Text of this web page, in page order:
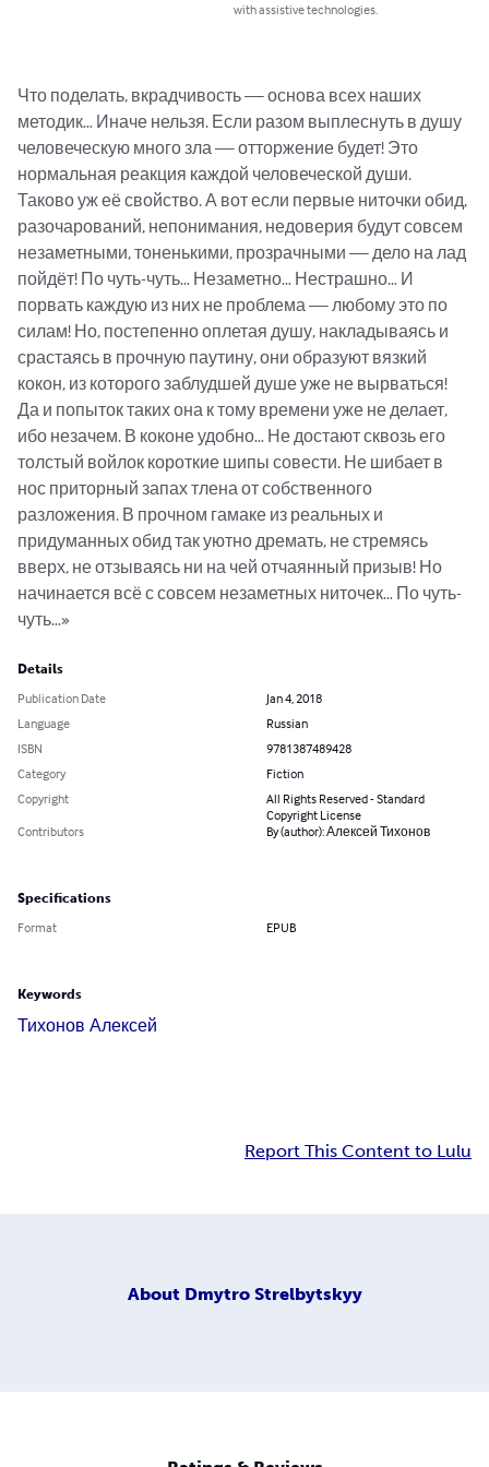
with assistive technologies.
Что поделать, вкрадчивость — основа всех наших
методик… Иначе нельзя. Если разом выплеснуть в душу
человеческую много зла — отторжение будет! Это
нормальная реакция каждой человеческой души.
Таково уж её свойство. А вот если первые ниточки обид,
разочарований, непонимания, недоверия будут совсем
незаметными, тоненькими, прозрачными — дело на лад
пойдёт! По чуть-чуть… Незаметно… Нестрашно… И
порвать каждую из них не проблема — любому это по
силам! Но, постепенно оплетая душу, накладываясь и
срастаясь в прочную паутину, они образуют вязкий
кокон, из которого заблудшей душе уже не вырваться!
Да и попыток таких она к тому времени уже не делает,
ибо незачем. В коконе удобно… Не достают сквозь его
толстый войлок короткие шипы совести. Не шибает в
нос приторный запах тлена от собственного
разложения. В прочном гамаке из реальных и
придуманных обид так уютно дремать, не стремясь
вверх, не отзываясь ни на чей отчаянный призыв! Но
начинается всё с совсем незаметных ниточек… По чуть-
чуть…»
Details
Publication Date
Jan 4, 2018
Language
Russian
ISBN
9781387489428
Category
Fiction
Copyright
All Rights Reserved - Standard
Copyright License
Contributors
By (author): Алексей Тихонов
Specifications
Format EPUB
Keywords
Тихонов Алексей
Report This Content to Lulu
About Dmytro Strelbytskyy